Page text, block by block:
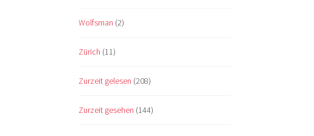
Wolfsman (2)
Zürich (11)
Zurzeit gelesen (208)
Zurzeit gesehen (144)